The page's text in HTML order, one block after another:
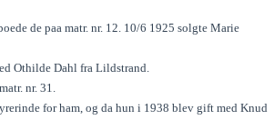
de paa matr. nr. 12. 10/6 1925 solgte Marie
Othilde Dahl fra Lildstrand.
nr. 31.
for ham, og da hun i 1938 blev gift med Knud